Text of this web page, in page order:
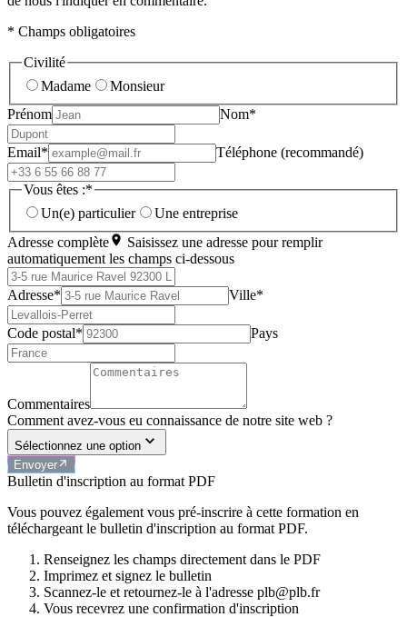
* Champs obligatoires
Civilité
Madame
Monsieur
Prénom
Nom*
Email* Téléphone (recommandé)
Vous êtes :*
Un(e) particulier
Une entreprise
Adresse complète
Saisissez une adresse pour remplir
automatiquement les champs ci-dessous
Adresse* Ville*
Code postal* Pays
Commentaires
Comment avez-vous eu connaissance de notre site web ?
Sélectionnez une option
Envoyer
Bulletin d'inscription au format PDF
Vous pouvez également vous pré-inscrire à cette formation en
téléchargeant le bulletin d'inscription au format PDF.
Renseignez les champs directement dans le PDF
Imprimez et signez le bulletin
Scannez-le et retournez-le à l'adresse plb@plb.fr
Vous recevrez une confirmation d'inscription